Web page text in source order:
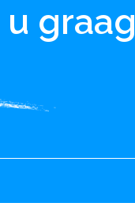
graag